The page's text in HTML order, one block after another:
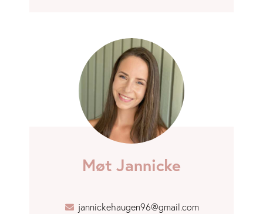
Møt Jannicke
jannickehaugen96@gmail.com